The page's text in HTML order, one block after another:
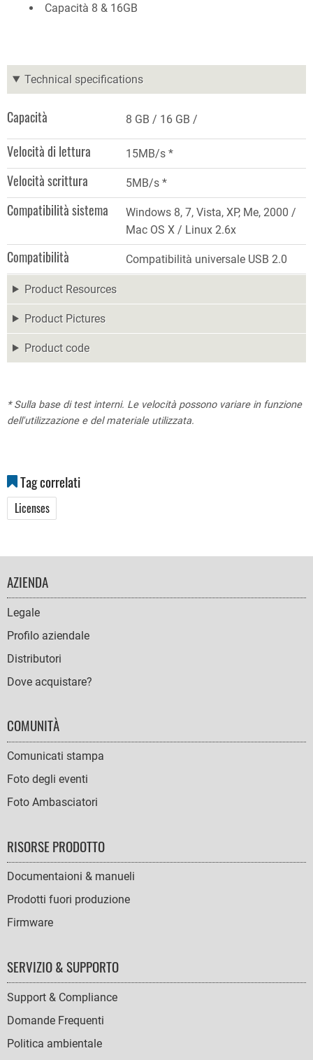
Capacità 8 & 16GB
Technical specifications
Capacità 8 GB 16 GB
Velocità di lettura 15MB/s *
Velocità scrittura 5MB/s *
Compatibilità sistema
Windows 8, 7, Vista, XP, Me, 2000 /
Mac OS X / Linux 2.6x
Compatibilità Compatibilità universale USB 2.0
Product Resources
Product Pictures
Product code
* Sulla base di test interni. Le velocità possono variare in funzione
dell'utilizzazione e del materiale utilizzata.
Tag correlati
Licenses
FOOTER
NAVIGATION
AZIENDA
Legale
Profilo aziendale
Distributori
Dove acquistare?
COMUNITÀ
Comunicati stampa
Foto degli eventi
Foto Ambasciatori
RISORSE PRODOTTO
Documentaioni & manueli
Prodotti fuori produzione
Firmware
SERVIZIO & SUPPORTO
Support & Compliance
Domande Frequenti
Politica ambientale